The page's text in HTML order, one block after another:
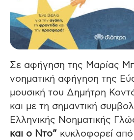
Σε αφήγηση της Μαρίας
νοηματική αφήγηση της
μουσική του Δημήτρη
και με τη σημαντική
Ελληνικής Νοηματικής
και ο Ντο” κυκλοφορεί από